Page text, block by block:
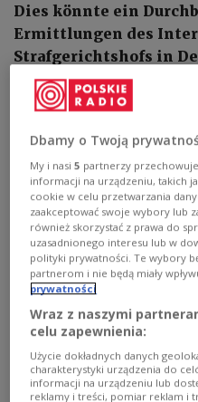
Dies könnte ein
Ermittlungen des
Strafgerichtshofs in
AUDIO 0
Ein russischer
ehemaliger Ausbilder
Niederlande geflohen
russische Verbrechen in
Das russische
ein Foto der
Sicherheitsoffiziers
Amsterdam geflohen ist
um politisches Asyl
zufolge hat sich der
erklärt, vor dem
Dbamy o Twoją
My i nasi5 partnerzy
informacji na urządzeniu, takich
cookie w celu przetwarzania
zaakceptować swoje wybory lub
również skorzystać z prawa do
uzasadnionego interesu lub w
polityki prywatności. Te wybory
partnerom i nie będą miały
prywatności
Wraz z naszymi
celu zapewnienia:
Użycie dokładnych danych
charakterystyki urządzenia do
informacji na urządzeniu lub
reklamy i treści, pomiar reklam i